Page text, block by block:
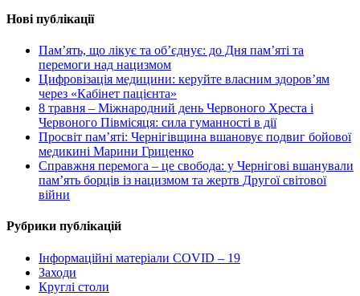
Нові публікації
Пам’ять, що лікує та об’єднує: до Дня пам’яті та
перемоги над нацизмом
Цифровізація медицини: керуйте власним здоров’ям
через «Кабінет пацієнта»
8 травня – Міжнародний день Червоного Хреста і
Червоного Півмісяця: сила гуманності в дії
Просвіт пам’яті: Чернігівщина вшановує подвиг бойової
медикині Марини Гриценко
Справжня перемога – це свобода: у Чернігові вшанували
пам’ять борців із нацизмом та жертв Другої світової
війни
Рубрики публікацій
Інформаційні матеріали COVID – 19
Заходи
Круглі столи